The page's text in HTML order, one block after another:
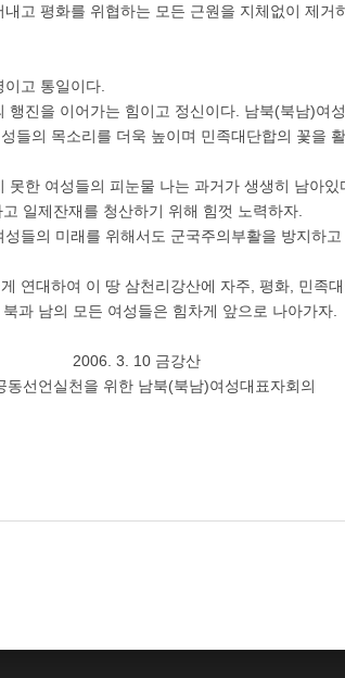
고 평화를 위협하는 모든 근원을 지체없이 제거
고 통일이다.
행진을 이어가는 힘이고 정신이다. 남북(북남)여
들의 목소리를 더욱 높이며 민족대단합의 꽃을
못한 여성들의 피눈물 나는 과거가 생생히 남아
일제잔재를 청산하기 위해 힘껏 노력하자.
들의 미래를 위해서도 군국주의부활을 방지하
연대하여 이 땅 삼천리강산에 자주, 평화, 민족
과 남의 모든 여성들은 힘차게 앞으로 나아가자.
2006. 3. 10 금강산
동선언실천을 위한 남북(북남)여성대표자회의